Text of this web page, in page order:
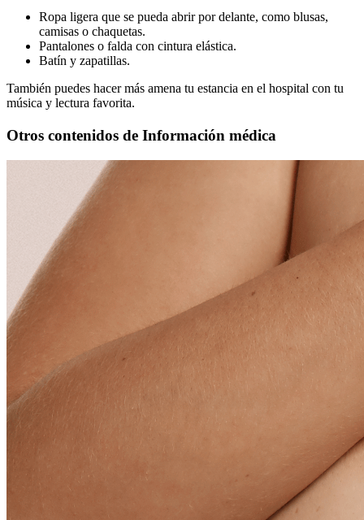
Ropa ligera que se pueda abrir por delante, como blusas,
camisas o chaquetas.
Pantalones o falda con cintura elástica.
Batín y zapatillas.
También puedes hacer más amena tu estancia en el hospital con tu
música y lectura favorita.
Otros contenidos de Información médica